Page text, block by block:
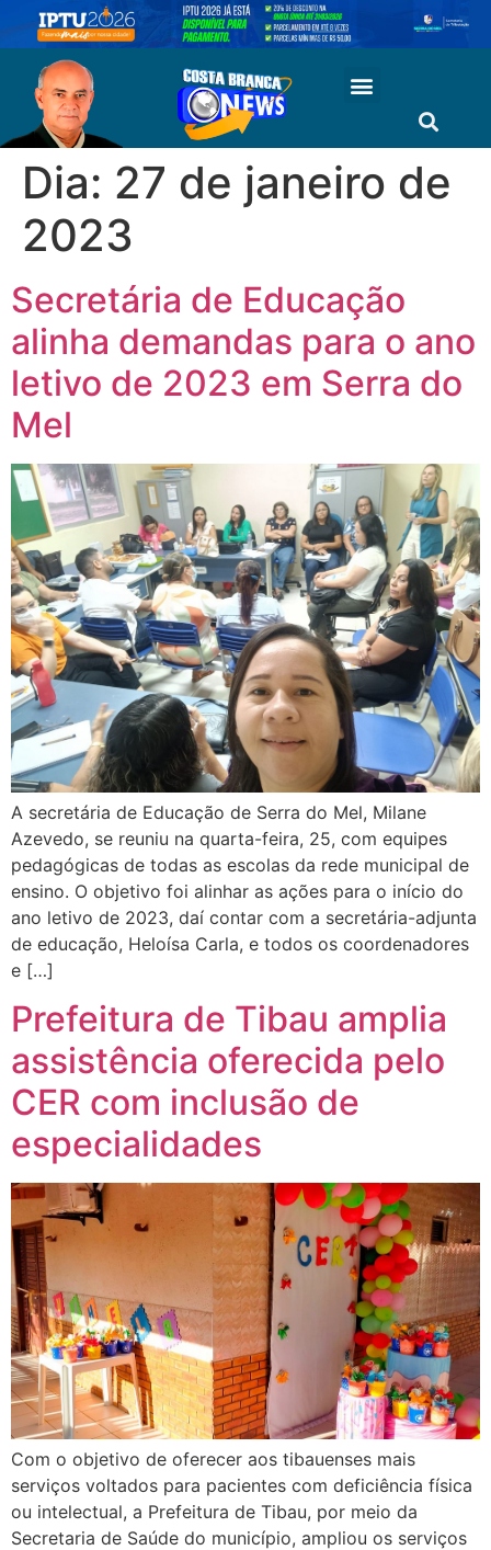
Dia: 27 de janeiro de
2023
Secretária de Educação
alinha demandas para o ano
letivo de 2023 em Serra do
Mel
A secretária de Educação de Serra do Mel, Milane
Azevedo, se reuniu na quarta-feira, 25, com equipes
pedagógicas de todas as escolas da rede municipal de
ensino. O objetivo foi alinhar as ações para o início do
ano letivo de 2023, daí contar com a secretária-adjunta
de educação, Heloísa Carla, e todos os coordenadores
e […]
Prefeitura de Tibau amplia
assistência oferecida pelo
CER com inclusão de
especialidades
Com o objetivo de oferecer aos tibauenses mais
serviços voltados para pacientes com deficiência física
ou intelectual, a Prefeitura de Tibau, por meio da
Secretaria de Saúde do município, ampliou os serviços